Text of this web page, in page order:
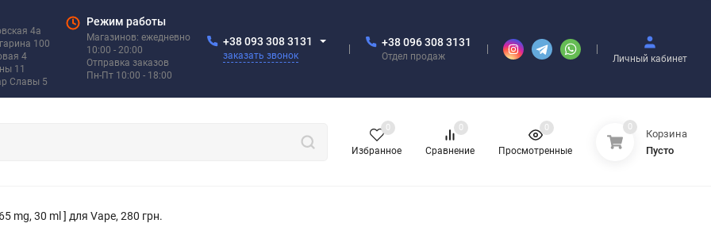
4а
100
4
11
Славы 5
Режим работы
Магазинов: ежедневно
10:00 - 20:00
Отправка заказов
Пн-Пт 10:00 - 18:00
+38 093 308 3131
заказать звонок
+38 096 308 3131
Отдел продаж Личный кабинет
Избранное
0
Сравнение
0
Просмотренные
0 0
Корзина
Пусто
mg, 30 ml ] для Vape, 280 грн.